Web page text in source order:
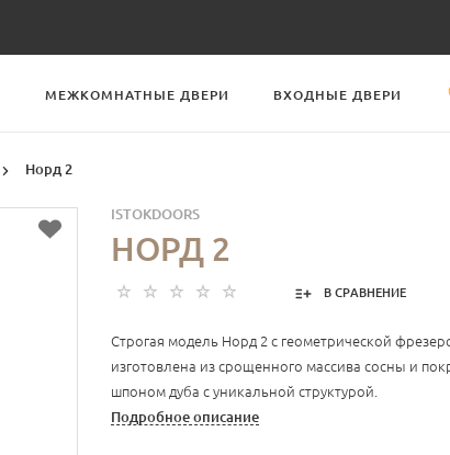
МЕЖКОМНАТНЫЕ ДВЕРИ ВХОДНЫЕ ДВЕРИ
Норд 2
ISTOKDOORS
НОРД 2
В СРАВНЕНИЕ
Строгая модель Норд 2 с геометрической
изготовлена из срощенного массива сосны и
шпоном дуба с уникальной структурой.
Подробное описание